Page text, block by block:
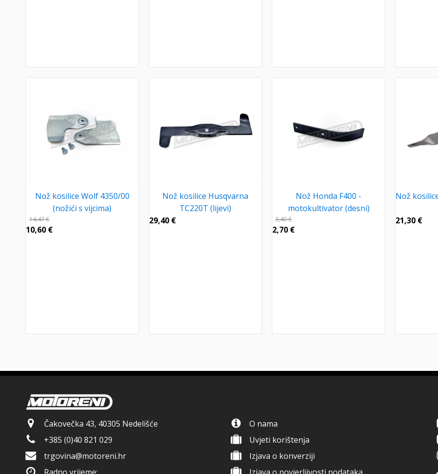
Nož kosilice Wolf 4350/00
(nožići s vijcima)
14,47€
10,60 €
Nož kosilice Husqvarna
TC220T (lijevi)
29,40 €
Nož Honda F400 -
motokultivator (desni)
3,40€
2,70 €
Nož
21,30 €
Čakovečka 43, 40305 Nedelišće
+385 (0)40 821 029
trgovina@motoreni.hr
O nama
Uvjeti korištenja
Izjava o konverziji